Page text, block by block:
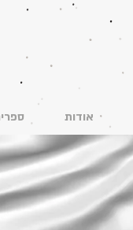
אודות